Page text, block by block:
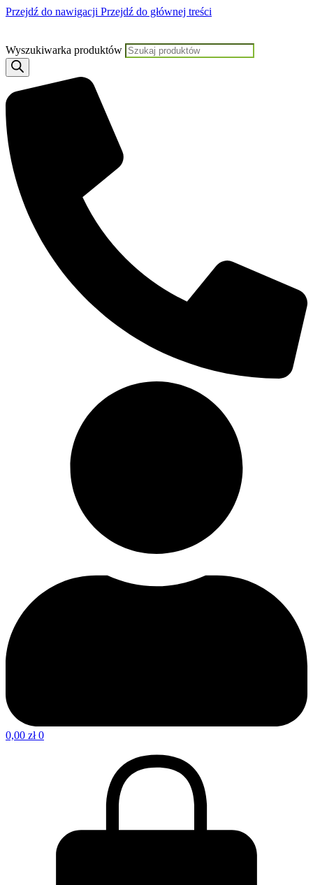
Przejdź do nawigacji Przejdź do głównej treści
Wyszukiwarka produktów
0,00 zł 0